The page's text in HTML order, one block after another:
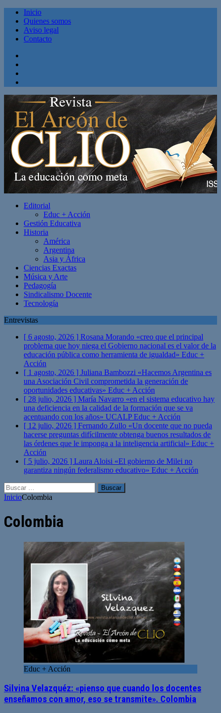
Inicio
Quienes somos
Aviso legal
Contacto
Editorial
Educ + Acción
Gestión Educativa
Historia
América
Argentina
Asia y África
Ciencias Exactas
Música y Arte
Pedagogía
Sindicalismo Docente
Tecnología
Entrevistas
[ 6 agosto, 2026 ] Rosana Morando «creo que el principal
problema que hoy niega el Gobierno nacional es el valor de la
educación pública como herramienta de igualdad» Educ +
Acción
[ 1 agosto, 2026 ] Juliana Bambozzi «Hacemos Argentina es
una Asociación Civil comprometida la generación de
oportunidades educativas» Educ + Acción
[ 28 julio, 2026 ] María Navarro «en el sistema educativo hay
una deficiencia en la calidad de la formación que se va
acentuando con los años» UCALPEduc + Acción
[ 12 julio, 2026 ] Fernando Zullo «Un docente que no pueda
hacerse preguntas difícilmente obtenga buenos resultados de
las órdenes que le imponga a la inteligencia artificial» Educ +
Acción
[ 5 julio, 2026 ] Laura Aloisi «El gobierno de Milei no
garantiza ningún federalismo educativo» Educ + Acción
Buscar:
InicioColombia
Colombia
Educ + Acción
Silvina Velazquéz: «pienso que cuando los docentes
enseñamos con amor, eso se transmite». Colombia